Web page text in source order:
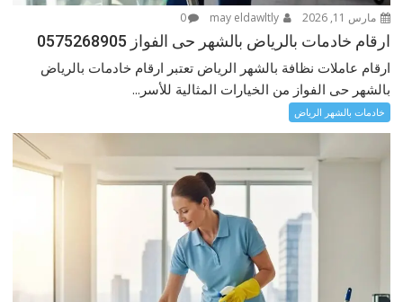
مارس 11, 2026 may eldawltly
0
ارقام خادمات بالرياض بالشهر حى الفواز 0575268905
ارقام عاملات نظافة بالشهر الرياض تعتبر ارقام خادمات بالرياض
بالشهر حى الفواز من الخيارات المثالية للأسر...
خادمات بالشهر الرياض